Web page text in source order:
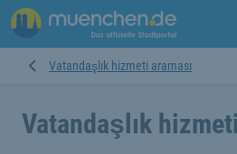
Vatandaşlık hizmeti araması
Vatandaşlık